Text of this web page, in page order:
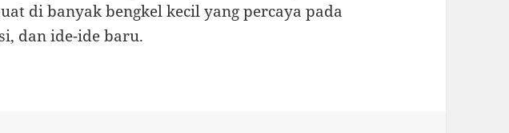
di banyak bengkel kecil yang percaya pada
dan ide-ide baru.